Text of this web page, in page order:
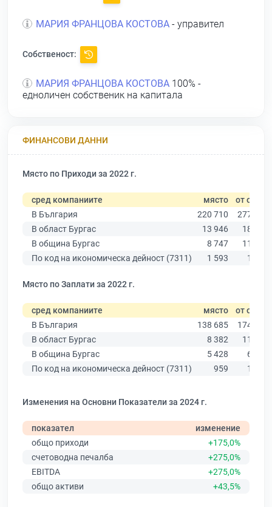
МАРИЯ ФРАНЦОВА КОСТОВА - управител
Собственост:
МАРИЯ ФРАНЦОВА КОСТОВА 100% -
едноличен собственик на капитала
ФИНАНСОВИ ДАННИ
Място по Приходи за 2022 г.
сред компаниите място
от общо
В България
220 710
277 019
В област Бургас
13 946
18 275
В община Бургас
8 747
11 315
По код на икономическа дейност (7311)
1 593 1 959
Място по Заплати за 2022 г.
сред компаниите място
от общо
В България
138 685
174 403
В област Бургас
8 382
11 009
В община Бургас
5 428
6 879
По код на икономическа дейност (7311)
959 1 158
Изменения на Основни Показатели за 2024 г.
показател
изменение
общо приходи
+175,0%
счетоводна печалба
+275,0%
EBITDA
+275,0%
общо активи
+43,5%